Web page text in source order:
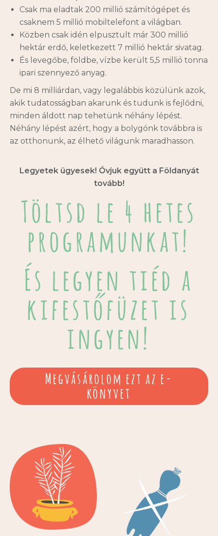
Csak ma eladtak 200 millió számítógépet és
csaknem 5 millió mobiltelefont a világban.
Közben csak idén elpusztult már 300 millió
hektár erdő, keletkezett 7 millió hektár sivatag.
És levegőbe, földbe, vízbe került 5,5 millió tonna
ipari szennyező anyag.
De mi 8 milliárdan, vagy legalábbis közülünk azok,
akik tudatosságban akarunk és tudunk is fejlődni,
minden áldott nap tehetünk néhány lépést.
Néhány lépést azért, hogy a bolygónk továbbra is
az otthonunk, az élhető világunk maradhasson.
Legyetek ügyesek! Óvjuk együtt a Földanyát
tovább!
Töltsd le 4 hetes
programunkat!
És legyen tiéd a
kifestőfüzet is
ingyen!
Megvásárolom ezt az e-
könyvet